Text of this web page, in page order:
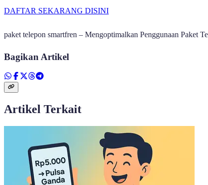
DAFTAR SEKARANG DISINI
paket telepon smartfren – Mengoptimalkan Penggunaan Paket
Bagikan Artikel
Artikel Terkait